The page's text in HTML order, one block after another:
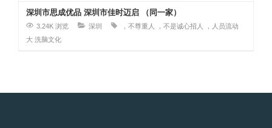
深圳市思成优品 深圳市佳时迈启 （同一家）
3.24K 浏览 深圳 ，不尊重人 ，不是诚心招人
，人员流动
大 洗脑文化